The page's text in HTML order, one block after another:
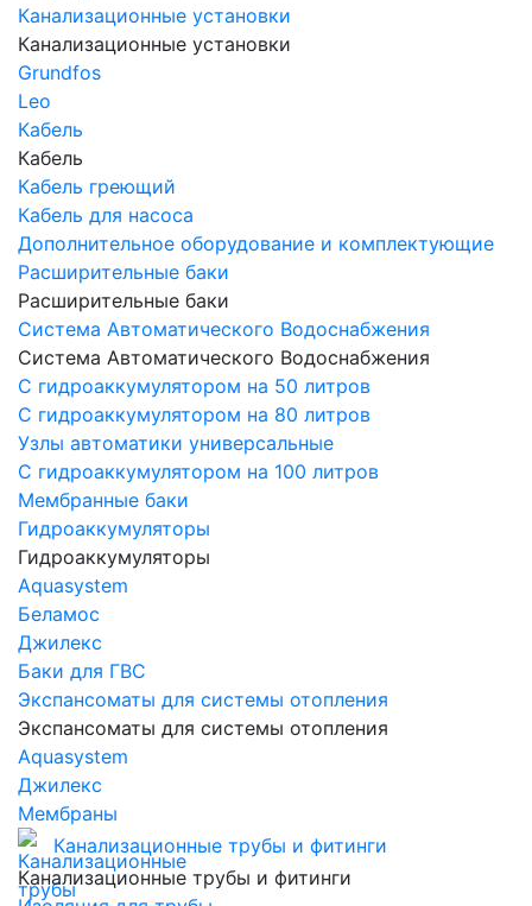
Канализационные установки
Канализационные установки
Grundfos
Leo
Кабель
Кабель
Кабель греющий
Кабель для насоса
Дополнительное оборудование и комплектующие
Расширительные баки
Расширительные баки
Система Автоматического Водоснабжения
Система Автоматического Водоснабжения
С гидроаккумулятором на 50 литров
С гидроаккумулятором на 80 литров
Узлы автоматики универсальные
С гидроаккумулятором на 100 литров
Мембранные баки
Гидроаккумуляторы
Гидроаккумуляторы
Aquasystem
Беламос
Джилекс
Баки для ГВС
Экспансоматы для системы отопления
Экспансоматы для системы отопления
Aquasystem
Джилекс
Мембраны
Канализационные трубы и фитинги
Канализационные трубы и фитинги